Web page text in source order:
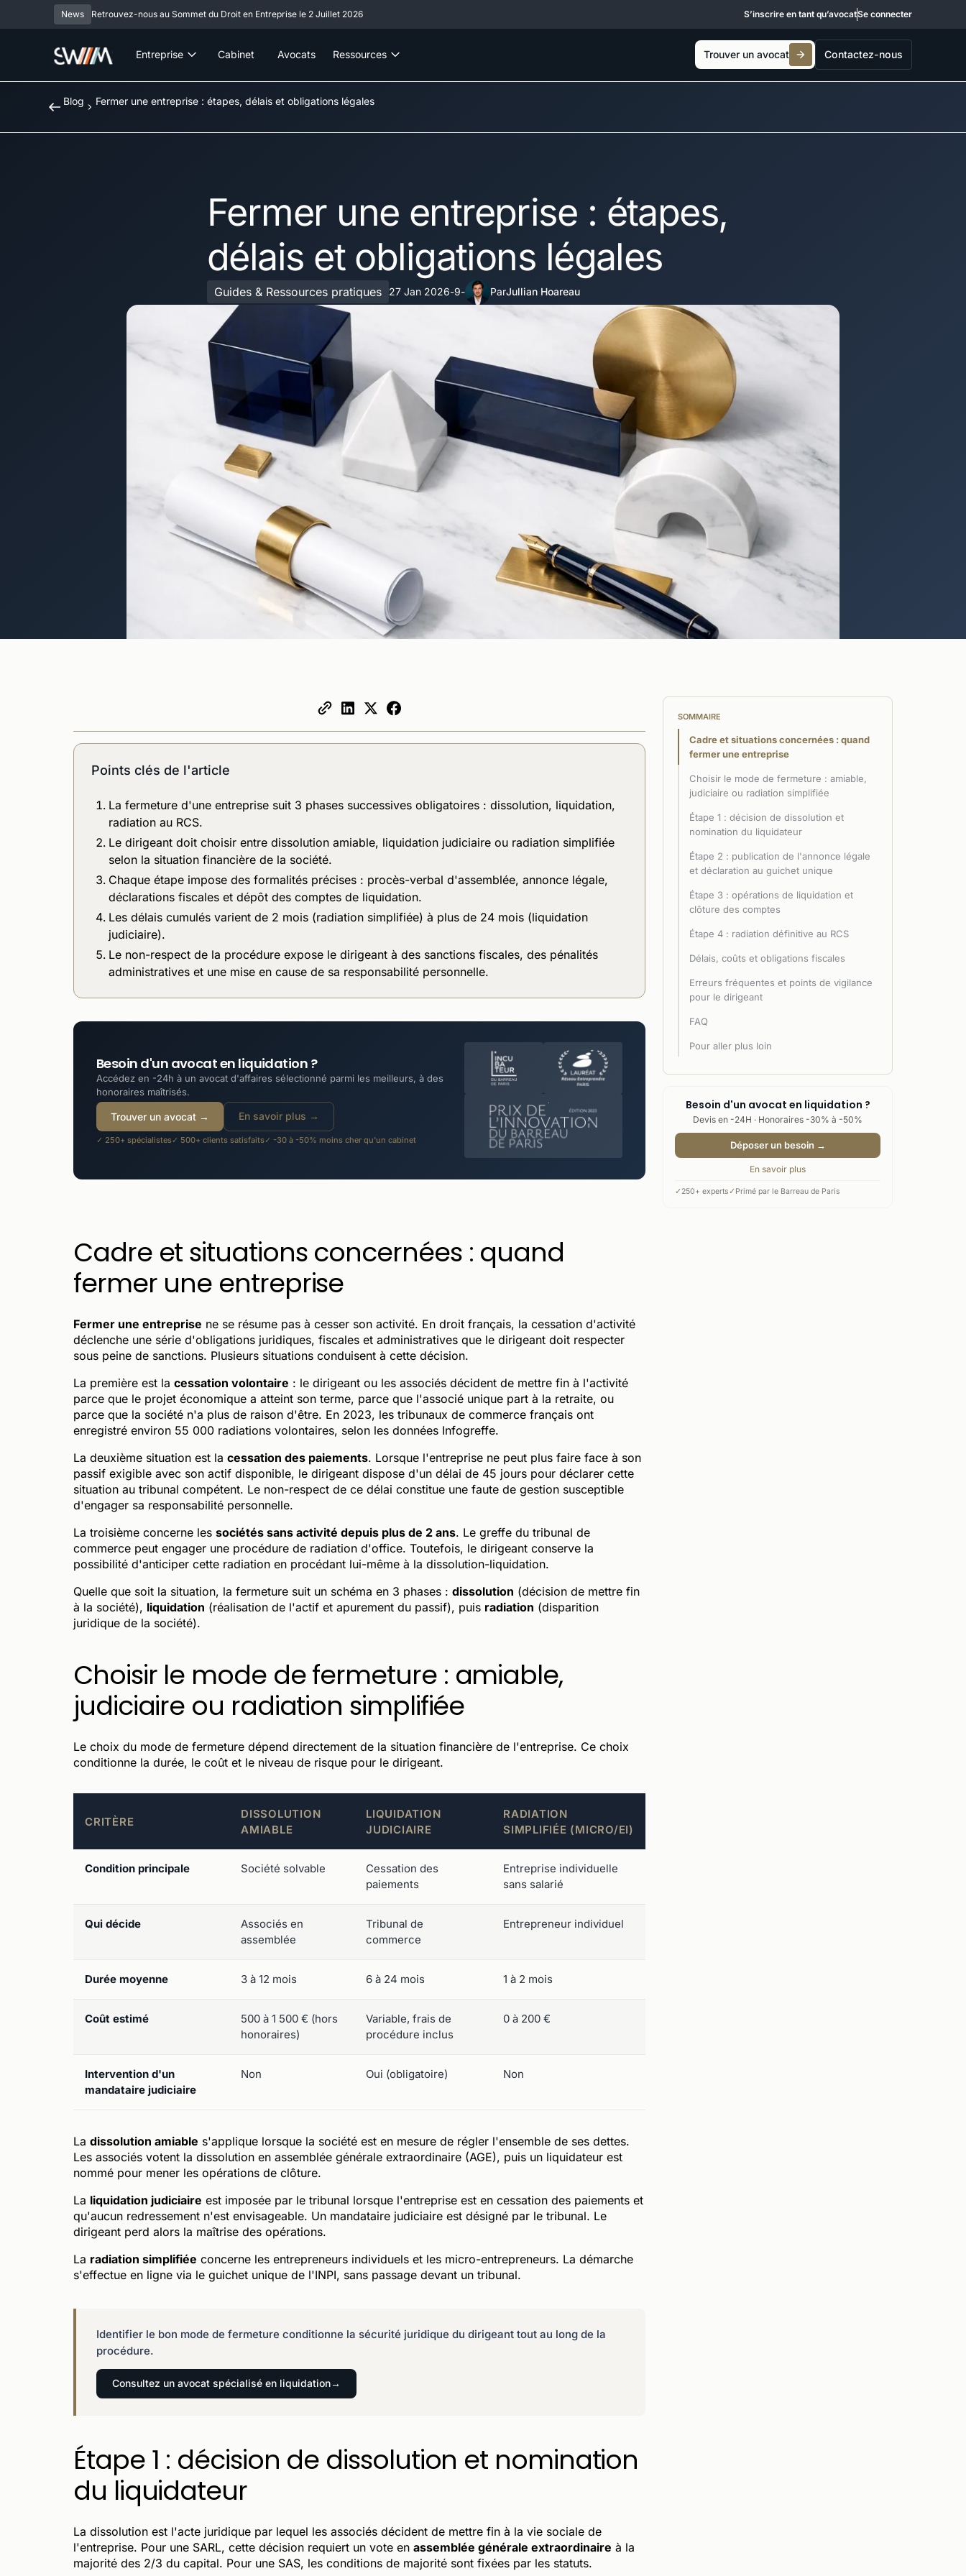
News Retrouvez-nous au Sommet du Droit en Entreprise le 2 Juillet 2026 S’inscrire en tant qu’avocatSe connecter
Entreprise Cabinet Avocats Ressources Trouver un avocat Contactez-nous
Blog Fermer une entreprise : étapes, délais et obligations légales
Fermer une entreprise : étapes,
délais et obligations légales
Guides & Ressources pratiques 27 Jan 2026-9- ParJullian Hoareau
Points clés de l'article
La fermeture d'une entreprise suit 3 phases successives obligatoires : dissolution, liquidation,
radiation au RCS.
Le dirigeant doit choisir entre dissolution amiable, liquidation judiciaire ou radiation simplifiée
selon la situation financière de la société.
Chaque étape impose des formalités précises : procès-verbal d'assemblée, annonce légale,
déclarations fiscales et dépôt des comptes de liquidation.
Les délais cumulés varient de 2 mois (radiation simplifiée) à plus de 24 mois (liquidation
judiciaire).
Le non-respect de la procédure expose le dirigeant à des sanctions fiscales, des pénalités
administratives et une mise en cause de sa responsabilité personnelle.
Besoin d'un avocat en liquidation ?
Accédez en -24h à un avocat d'affaires sélectionné parmi les meilleurs, à des
honoraires maîtrisés.
Trouver un avocat → En savoir plus →
✓ 250+ spécialistes✓ 500+ clients satisfaits✓ -30 à -50% moins cher qu'un cabinet
Cadre et situations concernées : quand
fermer une entreprise
Fermer une entreprise ne se résume pas à cesser son activité. En droit français, la cessation d'activité
déclenche une série d'obligations juridiques, fiscales et administratives que le dirigeant doit respecter
sous peine de sanctions. Plusieurs situations conduisent à cette décision.
La première est la cessation volontaire : le dirigeant ou les associés décident de mettre fin à l'activité
parce que le projet économique a atteint son terme, parce que l'associé unique part à la retraite, ou
parce que la société n'a plus de raison d'être. En 2023, les tribunaux de commerce français ont
enregistré environ 55 000 radiations volontaires, selon les données Infogreffe.
La deuxième situation est la cessation des paiements. Lorsque l'entreprise ne peut plus faire face à son
passif exigible avec son actif disponible, le dirigeant dispose d'un délai de 45 jours pour déclarer cette
situation au tribunal compétent. Le non-respect de ce délai constitue une faute de gestion susceptible
d'engager sa responsabilité personnelle.
La troisième concerne les sociétés sans activité depuis plus de 2 ans. Le greffe du tribunal de
commerce peut engager une procédure de radiation d'office. Toutefois, le dirigeant conserve la
possibilité d'anticiper cette radiation en procédant lui-même à la dissolution-liquidation.
Quelle que soit la situation, la fermeture suit un schéma en 3 phases : dissolution (décision de mettre fin
à la société), liquidation (réalisation de l'actif et apurement du passif), puis radiation (disparition
juridique de la société).
Choisir le mode de fermeture : amiable,
judiciaire ou radiation simplifiée
Le choix du mode de fermeture dépend directement de la situation financière de l'entreprise. Ce choix
conditionne la durée, le coût et le niveau de risque pour le dirigeant.
CRITÈRE
DISSOLUTION
AMIABLE
LIQUIDATION
JUDICIAIRE
RADIATION
SIMPLIFIÉE (MICRO/EI)
Condition principale Société solvable
Cessation des
paiements
Entreprise individuelle
sans salarié
Qui décide
Associés en
assemblée
Tribunal de
commerce
Entrepreneur individuel
Durée moyenne 3 à 12 mois 6 à 24 mois 1 à 2 mois
Coût estimé
500 à 1 500 € (hors
honoraires)
Variable, frais de
procédure inclus
0 à 200 €
Intervention d'un
mandataire judiciaire
Non Oui (obligatoire) Non
La dissolution amiable s'applique lorsque la société est en mesure de régler l'ensemble de ses dettes.
Les associés votent la dissolution en assemblée générale extraordinaire (AGE), puis un liquidateur est
nommé pour mener les opérations de clôture.
La liquidation judiciaire est imposée par le tribunal lorsque l'entreprise est en cessation des paiements et
qu'aucun redressement n'est envisageable. Un mandataire judiciaire est désigné par le tribunal. Le
dirigeant perd alors la maîtrise des opérations.
La radiation simplifiée concerne les entrepreneurs individuels et les micro-entrepreneurs. La démarche
s'effectue en ligne via le guichet unique de l'INPI, sans passage devant un tribunal.
Identifier le bon mode de fermeture conditionne la sécurité juridique du dirigeant tout au long de la
procédure.
Consultez un avocat spécialisé en liquidation
Étape 1 : décision de dissolution et nomination
du liquidateur
La dissolution est l'acte juridique par lequel les associés décident de mettre fin à la vie sociale de
l'entreprise. Pour une SARL, cette décision requiert un vote en assemblée générale extraordinaire à la
majorité des 2/3 du capital. Pour une SAS, les conditions de majorité sont fixées par les statuts.
SOMMAIRE
Cadre et situations concernées : quand
fermer une entreprise
Choisir le mode de fermeture : amiable,
judiciaire ou radiation simplifiée
Étape 1 : décision de dissolution et
nomination du liquidateur
Étape 2 : publication de l'annonce légale
et déclaration au guichet unique
Étape 3 : opérations de liquidation et
clôture des comptes
Étape 4 : radiation définitive au RCS
Délais, coûts et obligations fiscales
Erreurs fréquentes et points de vigilance
pour le dirigeant
FAQ
Pour aller plus loin
Besoin d'un avocat en liquidation ?
Devis en -24H · Honoraires -30% à -50%
Déposer un besoin →
En savoir plus
✓ 250+ experts✓ Primé par le Barreau de Paris